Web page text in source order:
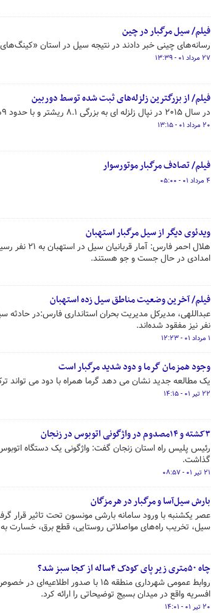
فیلم/ سیل مرگبار در چین
رسانه‌های چینی خبر دادند در نتیجه سیل در استان «کینگ‎‌های» حداقل ۱۶ نفر کشته و ۳۶ نفر دیگر هم مفقود شده‌اند.
۲۷ مرداد ۰۱ - ۱۳:۳۹
فیلم/ از بزرگترین زلزله‌های ثبت شده توسط دوربین
در سال ۲۰۱۵ در نپال زلزله ای به بزرگی ۸.۱ ریشتر و با حدود ۹هزار کشته به وقوع پیوست.
۲۰ مرداد ۰۱ - ۱۳:۱۵
فیلم/ تصادف مرگبار موتورسوار
۴ مرداد ۰۱ - ۰۵:۰۰
ویدئوی دیگر از سیل مرگبار استهبان
هلال احمر
امدادی در حال جست و جو هستند.
فیلم/ آخرین وضعیت مناطق سیل زده استهبان
نفر نیز مفقود شده‌اند.
۱ مرداد ۰۱ - ۱۲:۲۳
وجود همزمان گرما و دود شدید مرگبار است
یک مطالعه جدید نشان می دهد گرما همراه با دود می تواند
۲۲ تیر ۰۱ - ۱۴:۱۵
۳کشته و ۱۴مصدوم در واژگونی اتوبوس در زنجان
گذاشت.
۲۱ تیر ۰۱ - ۰۸:۵۷
بارش‌ سیل‌آسا و مرگبار در هرمزگان
عصر یکشنبه با ورود سامانه بارشی مونسون تحت تاثیر
سیل، تخریب راه‌های مواصلاتی روستایی، قطع برق، خسارت
چاه ۵۰متری زیر پای کودک ۴ساله از کجا سبز شد؟
روابط عمومی شهرداری منطقه ۱۵ با
افسریه واقع در میدان بسیج توضیحاتی را ارائه کرد.
۲۰ تیر ۰۱ - ۱۴:۰۱